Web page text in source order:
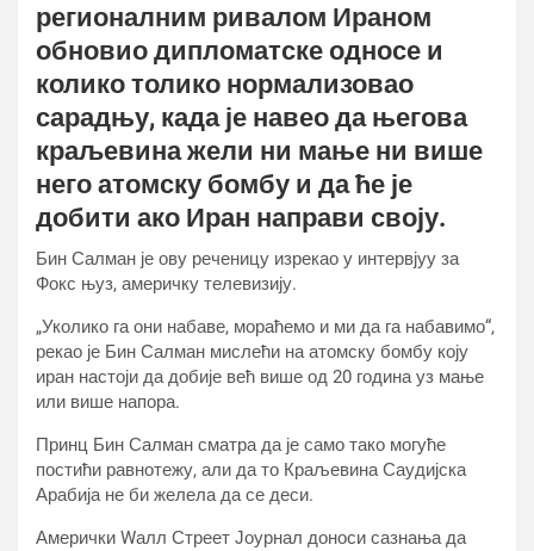
регионалним ривалом Ираном
обновио дипломатске односе и
колико толико нормализовао
сарадњу, када је навео да његова
краљевина жели ни мање ни више
него атомску бомбу и да ће је
добити ако Иран направи своју.
Бин Салман је ову реченицу изрекао у интервјуу за
Фокс њуз, америчку телевизију.
„Уколико га они набаве, мораћемо и ми да га набавимо“,
рекао је Бин Салман мислећи на атомску бомбу коју
иран настоји да добије већ више од 20 година уз мање
или више напора.
Принц Бин Салман сматра да је само тако могуће
постићи равнотежу, али да то Краљевина Саудијска
Арабија не би желела да се деси.
Амерички Wалл Стреет Јоурнал доноси сазнања да